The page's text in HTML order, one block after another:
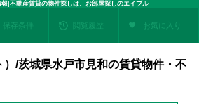
|不動産賃貸の物件探しは、お部屋探しのエイブル
保存条件 閲覧履歴 お気に入り
）/茨城県水戸市見和の賃貸物件・不